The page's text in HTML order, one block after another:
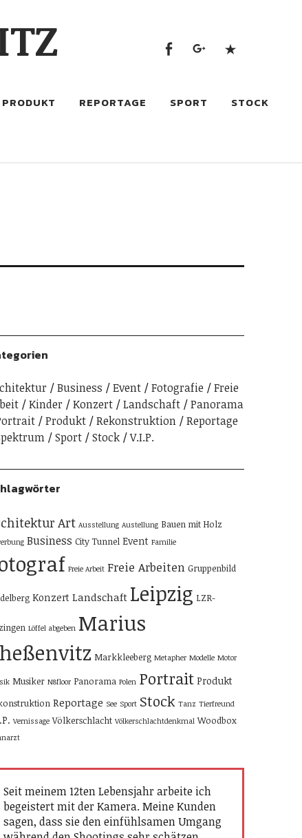
PRODUKT REPORTAGE SPORT STOCK
Business Event Fotografie
Freie
Kinder Konzert Landschaft
Panorama
Produkt Rekonstruktion
Reportage
Sport Stock V.I.P.
Art Ausstellung Austellung Bauen mit Holz
Business City Tunnel Event Familie
Freie Arbeit Freie Arbeiten Gruppenbild
Konzert Landschaft Leipzig LZR-
Löffel abgeben Marius
Markkleeberg Metapher Modelle Motor
Musiker N8floor Panorama Polen Portrait Produkt
Reportage See Sport Stock Tanz Tierfreund
Vernissage Völkerschlacht Völkerschlachtdenkmal Woodbox
Seit meinem 12ten Lebensjahr arbeite ich
begeistert mit der Kamera. Meine Kunden
sagen, dass sie den einfühlsamen Umgang